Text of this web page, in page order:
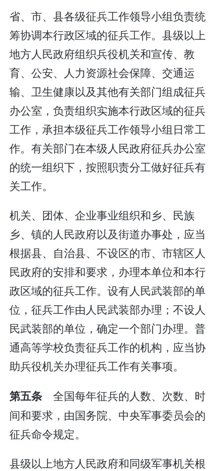
省、市、县各级征兵工作领导小组负责统
筹协调本行政区域的征兵工作。县级以上
地方人民政府组织兵役机关和宣传、教
育、公安、人力资源社会保障、交通运
输、卫生健康以及其他有关部门组成征兵
办公室，负责组织实施本行政区域的征兵
工作，承担本级征兵工作领导小组日常工
作。有关部门在本级人民政府征兵办公室
的统一组织下，按照职责分工做好征兵有
关工作。
机关、团体、企业事业组织和乡、民族
乡、镇的人民政府以及街道办事处，应当
根据县、自治县、不设区的市、市辖区人
民政府的安排和要求，办理本单位和本行
政区域的征兵工作。设有人民武装部的单
位，征兵工作由人民武装部办理；不设人
民武装部的单位，确定一个部门办理。普
通高等学校负责征兵工作的机构，应当协
助兵役机关办理征兵工作有关事项。
第五条 全国每年征兵的人数、次数、时
间和要求，由国务院、中央军事委员会的
征兵命令规定。
县级以上地方人民政府和同级军事机关根